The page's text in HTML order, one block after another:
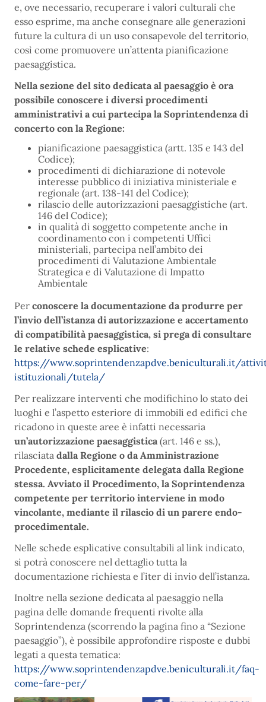
e, ove necessario, recuperare i valori culturali che
esso esprime, ma anche consegnare alle generazioni
future la cultura di un uso consapevole del territorio,
così come promuovere un’attenta pianificazione
paesaggistica.
Nella sezione del sito dedicata al paesaggio è ora
possibile conoscere i diversi procedimenti
amministrativi a cui partecipa la Soprintendenza di
concerto con la Regione:
pianificazione paesaggistica (artt. 135 e 143 del
Codice);
procedimenti di dichiarazione di notevole
interesse pubblico di iniziativa ministeriale e
regionale (art. 138-141 del Codice);
rilascio delle autorizzazioni paesaggistiche (art.
146 del Codice);
in qualità di soggetto competente anche in
coordinamento con i competenti Uffici
ministeriali, partecipa nell’ambito dei
procedimenti di Valutazione Ambientale
Strategica e di Valutazione di Impatto
Ambientale
Per conoscere la documentazione da produrre per
l’invio dell’istanza di autorizzazione e accertamento
di compatibilità paesaggistica, si prega di consultare
le relative schede esplicative:
https://www.soprintendenzapdve.beniculturali.it/
istituzionali/tutela/
Per realizzare interventi che modifichino lo stato dei
luoghi e l’aspetto esteriore di immobili ed edifici che
ricadono in queste aree è infatti necessaria
un’autorizzazione paesaggistica (art. 146 e ss.),
rilasciata dalla Regione o da Amministrazione
Procedente, esplicitamente delegata dalla Regione
stessa. Avviato il Procedimento, la Soprintendenza
competente per territorio interviene in modo
vincolante, mediante il rilascio di un parere endo-
procedimentale.
Nelle schede esplicative consultabili al link indicato,
si potrà conoscere nel dettaglio tutta la
documentazione richiesta e l’iter di invio dell’istanza.
Inoltre nella sezione dedicata al paesaggio nella
pagina delle domande frequenti rivolte alla
Soprintendenza (scorrendo la pagina fino a “Sezione
paesaggio”), è possibile approfondire risposte e dubbi
legati a questa tematica:
https://www.soprintendenzapdve.beniculturali.it/faq-
come-fare-per/